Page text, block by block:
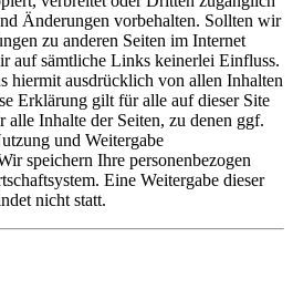
Änderungen vorbehalten. Sollten wir
zu anderen Seiten im Internet
auf sämtliche Links keinerlei Einfluss.
hiermit ausdrücklich von allen Inhalten
Erklärung gilt für alle auf dieser Site
alle Inhalte der Seiten, zu denen ggf.
und Weitergabe
speichern Ihre personenbezogen
Eine Weitergabe dieser
nicht statt.